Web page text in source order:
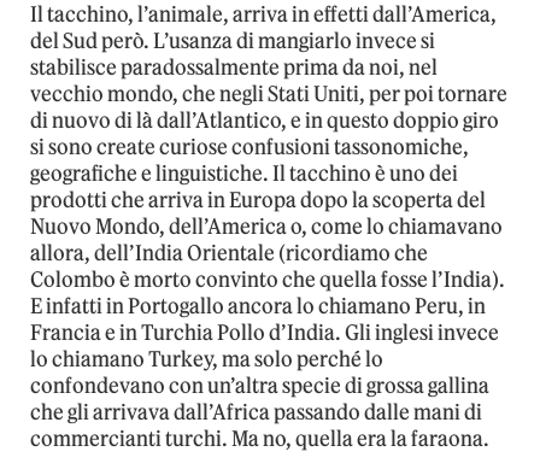
Il tacchino, l’animale, arriva in effetti dall’America,
del Sud però. L’usanza di mangiarlo invece si
stabilisce paradossalmente prima da noi, nel
vecchio mondo, che negli Stati Uniti, per poi tornare
di nuovo di là dall’Atlantico, e in questo doppio giro
si sono create curiose confusioni tassonomiche,
geografiche e linguistiche. Il tacchino è uno dei
prodotti che arriva in Europa dopo la scoperta del
Nuovo Mondo, dell’America o, come lo chiamavano
allora, dell’India Orientale (ricordiamo che
Colombo è morto convinto che quella fosse l’India).
E infatti in Portogallo ancora lo chiamano Peru, in
Francia e in Turchia Pollo d’India. Gli inglesi invece
lo chiamano Turkey, ma solo perché lo
confondevano con un’altra specie di grossa gallina
che gli arrivava dall’Africa passando dalle mani di
commercianti turchi. Ma no, quella era la faraona.